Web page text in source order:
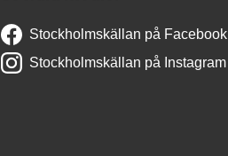
Stockholmskällan på Facebook
Stockholmskällan på Instagram